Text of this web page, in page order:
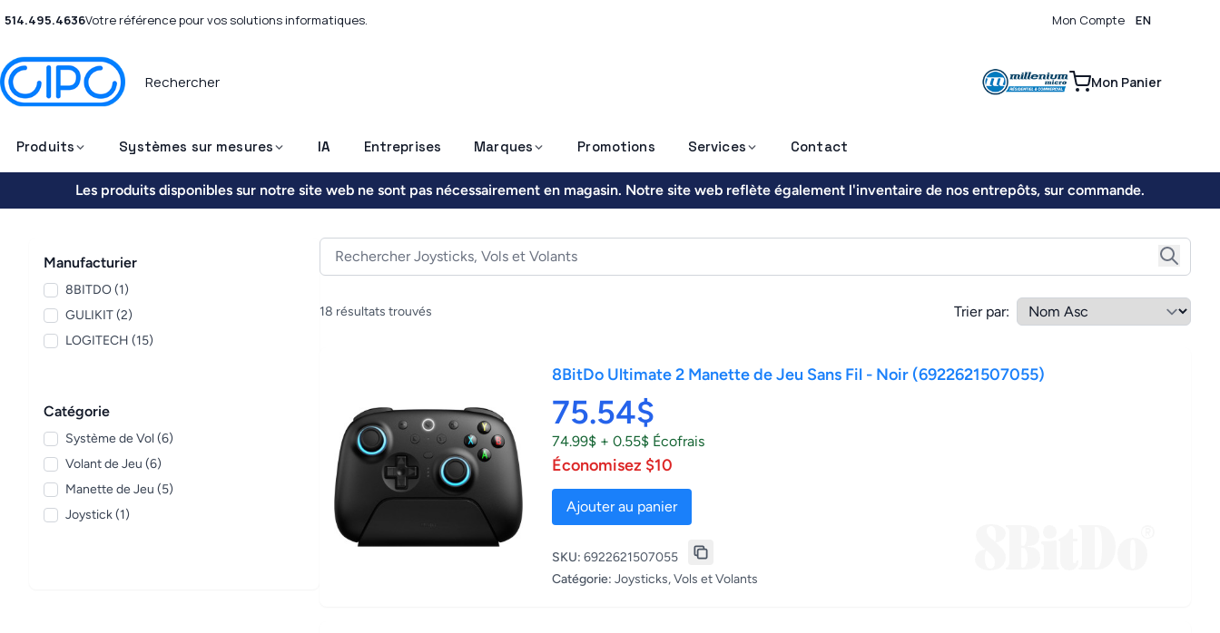
514.495.4636Votre référence pour vos solutions informatiques. Mon Compte EN
Mon Panier
Produits Systèmes sur mesures IA Entreprises Marques Promotions Services Contact
Les produits disponibles sur notre site web ne sont pas nécessairement en magasin. Notre site web reflète également l'inventaire de nos entrepôts, sur commande.
Manufacturier
8BITDO (1)
GULIKIT (2)
LOGITECH (15)
Catégorie
Système de Vol (6)
Volant de Jeu (6)
Manette de Jeu (5)
Joystick (1)
18 résultats trouvés Trier par:
8BitDo Ultimate 2 Manette de Jeu Sans Fil - Noir (6922621507055)
75.54$
74.99$ + 0.55$ Écofrais
Économisez $10
Ajouter au panier
SKU: 6922621507055
Catégorie: Joysticks, Vols et Volants